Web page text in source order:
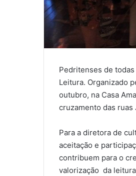
Pedritenses de
Leitura. Organizado
outubro, na Casa
cruzamento das
Para a diretora de
aceitação e
contribuem para o
valorização da